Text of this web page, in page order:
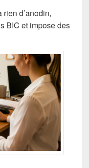
d’anodin,
BIC et impose des